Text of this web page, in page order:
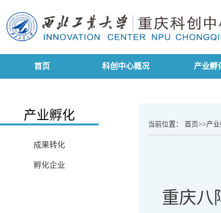
首页 科创中心概况 产业孵
产业孵化
成果转化
孵化企业
当前位置： 首页>>产
重庆八